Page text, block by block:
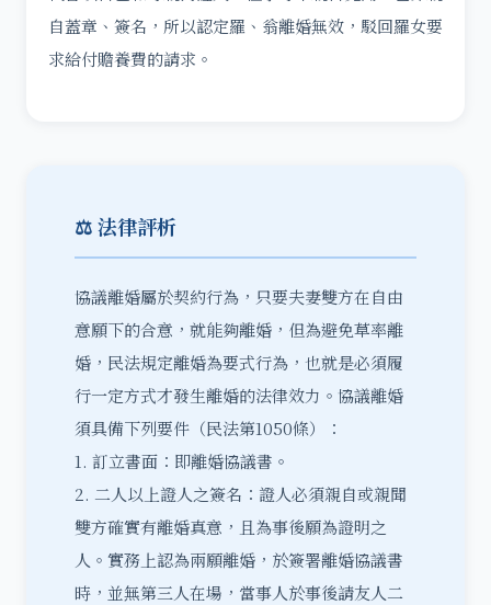
自蓋章、簽名，所以認定羅、翁離婚無效，駁回羅女要
求給付贍養費的請求。
⚖️ 法律評析
協議離婚屬於契約行為，只要夫妻雙方在自由
意願下的合意，就能夠離婚，但為避免草率離
婚，民法規定離婚為要式行為，也就是必須履
行一定方式才發生離婚的法律效力。協議離婚
須具備下列要件（民法第1050條）：
1. 訂立書面：即離婚協議書。
2. 二人以上證人之簽名：證人必須親自或親聞
雙方確實有離婚真意，且為事後願為證明之
人。實務上認為兩願離婚，於簽署離婚協議書
時，並無第三人在場，當事人於事後請友人二